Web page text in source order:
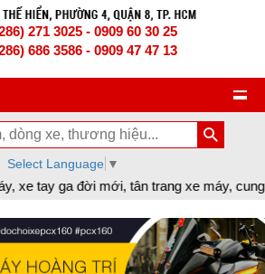
271 3025 - 0909 60 30 25
686 3586 - 0909 47 47 13
Select Language ▼
cung cấp đồ chơi xe máy